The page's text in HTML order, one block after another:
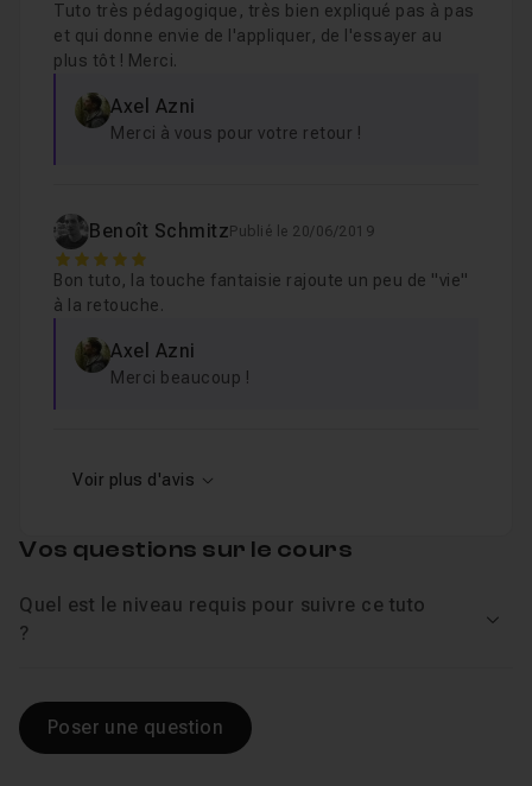
Tuto très pédagogique, très bien expliqué pas à pas
et qui donne envie de l'appliquer, de l'essayer au
plus tôt ! Merci.
Axel Azni
Merci à vous pour votre retour !
Benoît Schmitz Publié le 20/06/2019
5
Bon tuto, la touche fantaisie rajoute un peu de "vie"
à la retouche.
Axel Azni
Merci beaucoup !
Voir plus d'avis
Vos questions sur le cours
Quel est le niveau requis pour suivre ce tuto
?
Poser une question